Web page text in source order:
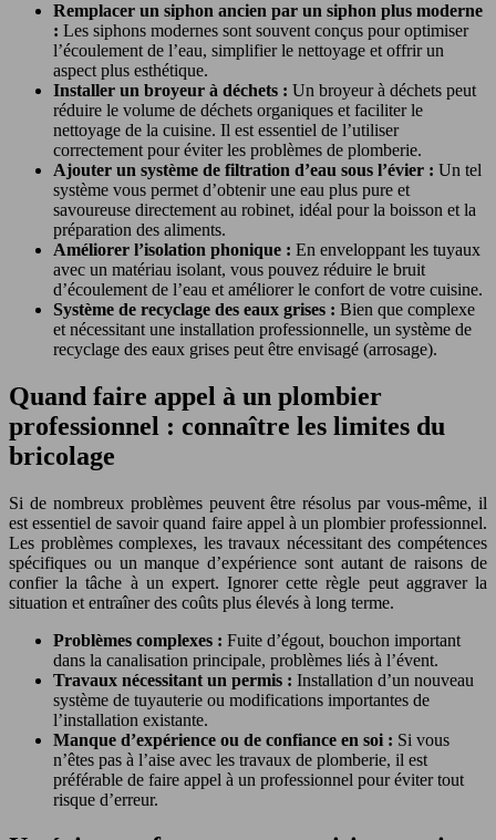
Remplacer un siphon ancien par un siphon plus moderne
: Les siphons modernes sont souvent conçus pour optimiser
l’écoulement de l’eau, simplifier le nettoyage et offrir un
aspect plus esthétique.
Installer un broyeur à déchets : Un broyeur à déchets peut
réduire le volume de déchets organiques et faciliter le
nettoyage de la cuisine. Il est essentiel de l’utiliser
correctement pour éviter les problèmes de plomberie.
Ajouter un système de filtration d’eau sous l’évier : Un tel
système vous permet d’obtenir une eau plus pure et
savoureuse directement au robinet, idéal pour la boisson et la
préparation des aliments.
Améliorer l’isolation phonique : En enveloppant les tuyaux
avec un matériau isolant, vous pouvez réduire le bruit
d’écoulement de l’eau et améliorer le confort de votre cuisine.
Système de recyclage des eaux grises : Bien que complexe
et nécessitant une installation professionnelle, un système de
recyclage des eaux grises peut être envisagé (arrosage).
Quand faire appel à un plombier
professionnel : connaître les limites du
bricolage
Si de nombreux problèmes peuvent être résolus par vous-même, il
est essentiel de savoir quand faire appel à un plombier professionnel.
Les problèmes complexes, les travaux nécessitant des compétences
spécifiques ou un manque d’expérience sont autant de raisons de
confier la tâche à un expert. Ignorer cette règle peut aggraver la
situation et entraîner des coûts plus élevés à long terme.
Problèmes complexes : Fuite d’égout, bouchon important
dans la canalisation principale, problèmes liés à l’évent.
Travaux nécessitant un permis : Installation d’un nouveau
système de tuyauterie ou modifications importantes de
l’installation existante.
Manque d’expérience ou de confiance en soi : Si vous
n’êtes pas à l’aise avec les travaux de plomberie, il est
préférable de faire appel à un professionnel pour éviter tout
risque d’erreur.